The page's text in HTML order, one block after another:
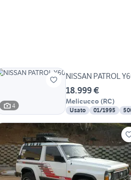
4
NISSAN PATROL
18.999 €
Melicucco (RC)
Usato 01/1995